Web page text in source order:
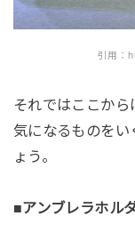
引用：
それではここか
気になるものを
ょう。
■アンブレラホル